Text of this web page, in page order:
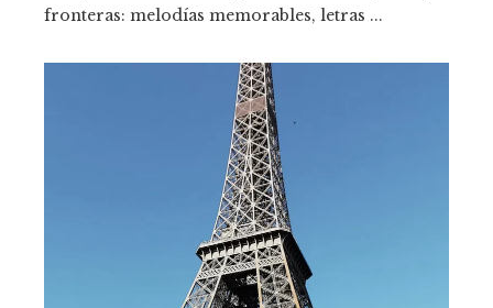
fronteras: melodías memorables, letras ...